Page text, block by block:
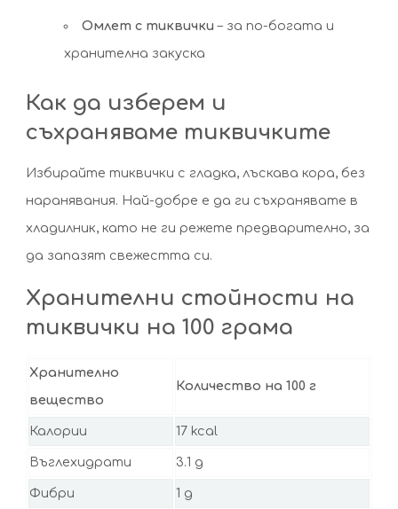
Омлет с тиквички – за по-богата и
хранителна закуска
Как да изберем и
съхраняваме тиквичките
Избирайте тиквички с гладка, лъскава кора, без
наранявания. Най-добре е да ги съхранявате в
хладилник, като не ги режете предварително, за
да запазят свежестта си.
Хранителни стойности на
тиквички на 100 грама
Хранително
вещество
Количество на 100 г
Калории 17 kcal
Въглехидрати 3.1 g
Фибри 1 g